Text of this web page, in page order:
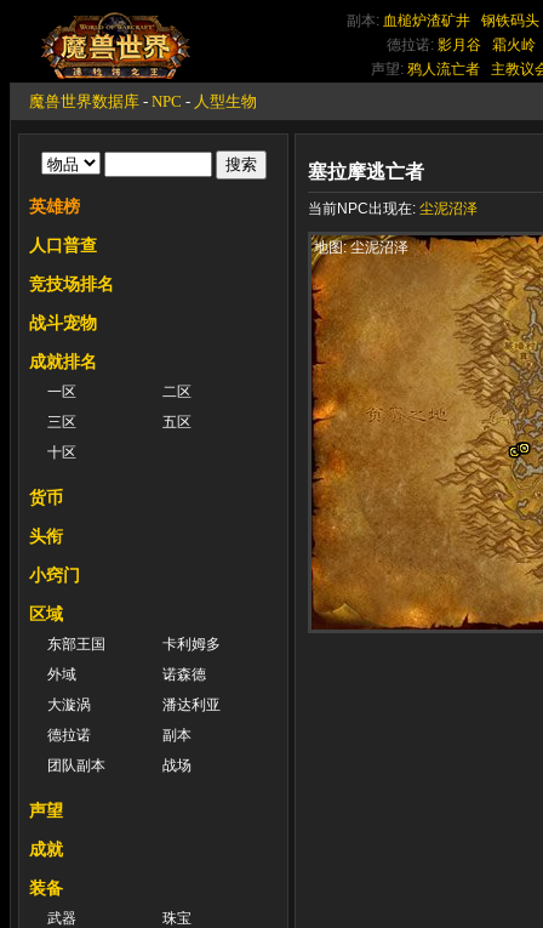
副本: 血槌炉渣矿井
钢铁码头
德拉诺: 影月谷
霜火岭
声望: 鸦人流亡者 主教议
魔兽世界数据库 - NPC - 人型生物
英雄榜
人口普查
竞技场排名
战斗宠物
成就排名
一区
二区
三区
五区
十区
货币
头衔
小窍门
区域
东部王国
卡利姆多
外域
诺森德
大漩涡
潘达利亚
德拉诺
副本
团队副本
战场
声望
成就
装备
武器
珠宝
塞拉摩逃亡者
当前NPC出现在: 尘泥沼泽
地图: 尘泥沼泽